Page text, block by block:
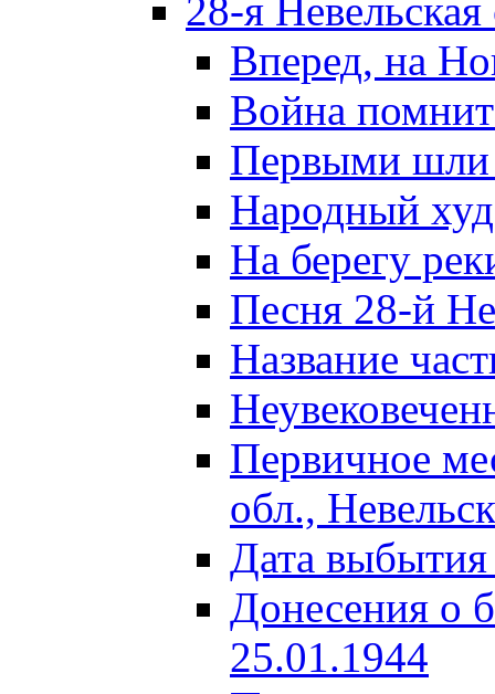
28-я Невельская
Вперед, на
Война
Первыми шли
Народный
На берегу
Песня 28-й
Название
Первичное
обл.,
Дата
Донесения о
25.01.1944